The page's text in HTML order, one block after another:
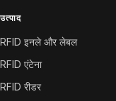
उत्पाद
RFID इनले और लेबल
RFID एंटेना
RFID रीडर